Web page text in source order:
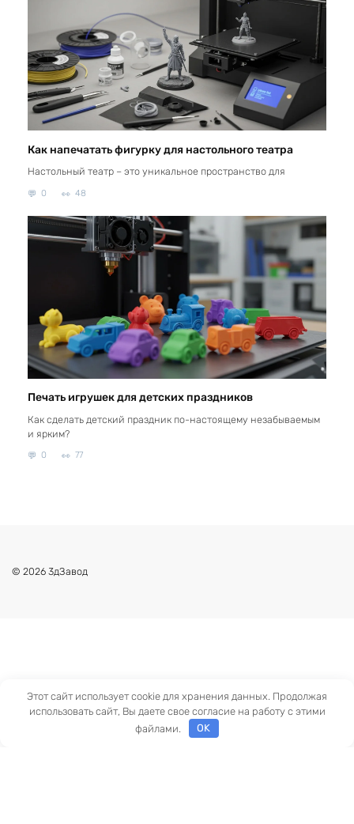
Как напечатать фигурку для настольного театра
Настольный театр – это уникальное пространство для
0 48
Печать игрушек для детских праздников
Как сделать детский праздник по-настоящему незабываемым
и ярким?
0 77
© 2026 3дЗавод
Этот сайт использует cookie для хранения данных. Продолжая
использовать сайт, Вы даете свое согласие на работу с этими
файлами.
OK